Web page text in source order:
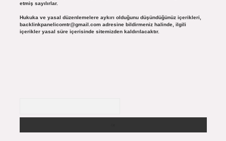
etmiş sayılırlar.
Hukuka ve yasal düzenlemelere aykırı olduğunu düşündüğünüz içerikleri,
backlinkpanelicomtr@gmail.comadresine bildirmeniz halinde, ilgili
içerikler yasal süre içerisinde sitemizden kaldırılacaktır.